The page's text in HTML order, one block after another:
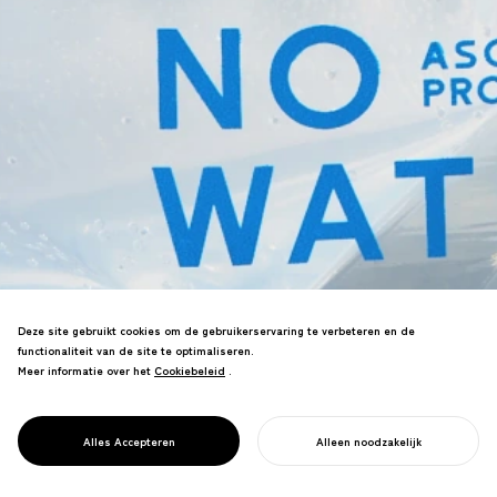
PROJECT
SPEEL-BOU!
Ondersteunde NHK-programmasteam—
innovatieve trainingsinhouden voor
rampenparaatheid gecreëerd.
Deze site gebruikt cookies om de gebruikerservaring te verbeteren en de
functionaliteit van de site te optimaliseren.
Meer informatie over het Cookiebeleid
Cookiebeleid .
Alles Accepteren Alleen noodzakelijk